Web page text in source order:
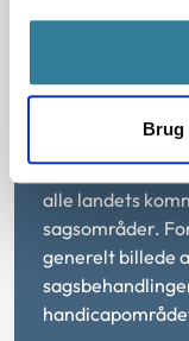
Brug
Den er en del
på social-,
for 2022-2025.
I denne periode
alle landets
sagsområder.
generelt billede